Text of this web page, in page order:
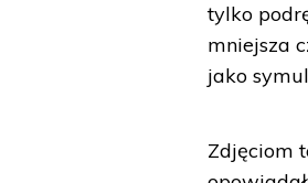
tylko
mniejsza
jako
Zdjęciom